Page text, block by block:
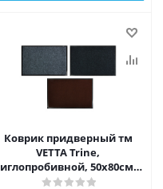
Коврик придверный тм
VETTA Trine,
иглопробивной, 50х80см,
500г/м2, 3 цвета